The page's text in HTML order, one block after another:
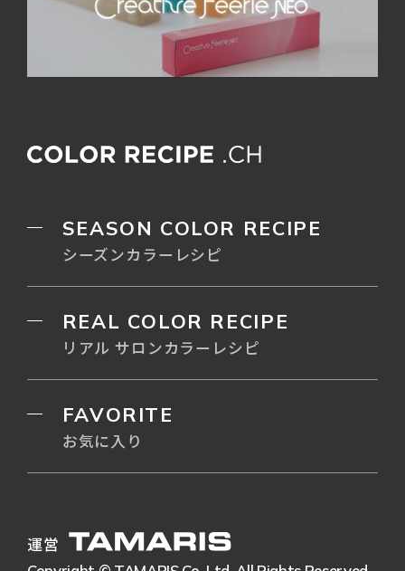
SEASON COLOR RECIPE
シーズンカラーレシピ
REAL COLOR RECIPE
リアル サロンカラーレシピ
FAVORITE
お気に入り
運営